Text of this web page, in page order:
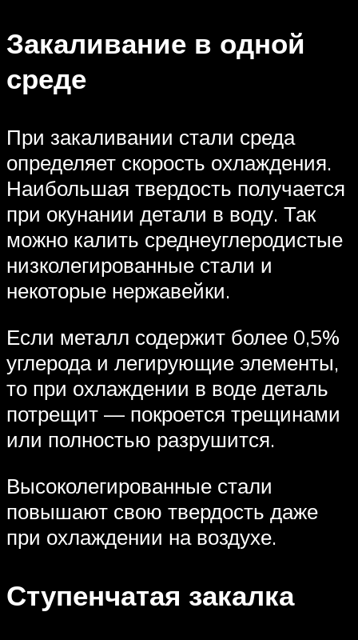
Закаливание в одной
среде
При закаливании стали среда
определяет скорость охлаждения.
Наибольшая твердость получается
при окунании детали в воду. Так
можно калить среднеуглеродистые
низколегированные стали и
некоторые нержавейки.
Если металл содержит более 0,5%
углерода и легирующие элементы,
то при охлаждении в воде деталь
потрещит — покроется трещинами
или полностью разрушится.
Высоколегированные стали
повышают свою твердость даже
при охлаждении на воздухе.
Ступенчатая закалка